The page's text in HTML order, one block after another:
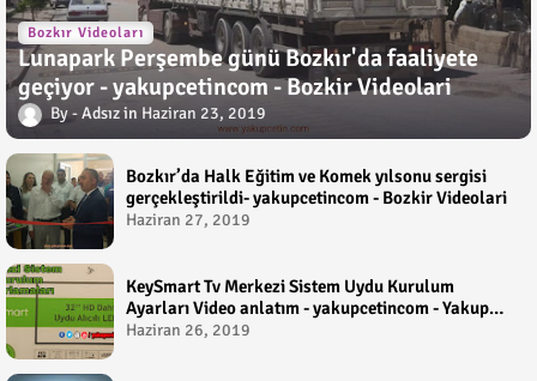
Bozkır Videoları
Lunapark Perşembe günü Bozkır'da faaliyete
geçiyor - yakupcetincom - Bozkir Videolari
Adsız Haziran 23, 2019
Bozkır’da Halk Eğitim ve Komek yılsonu sergisi
gerçekleştirildi- yakupcetincom - Bozkir Videolari
Haziran 27, 2019
KeySmart Tv Merkezi Sistem Uydu Kurulum
Ayarları Video anlatım - yakupcetincom - Yakup
Çetin
Haziran 26, 2019